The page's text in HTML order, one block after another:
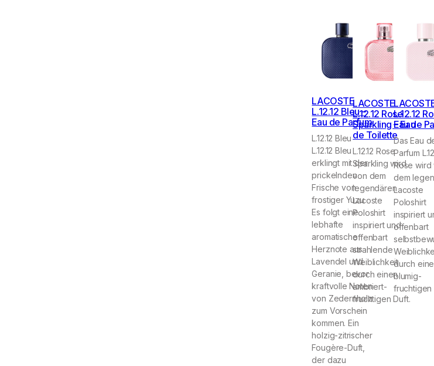
LACOSTE
L.12.12 Bleu –
Eau de Parfum
L.12.12 Bleu
L.12.12 Bleu
erklingt mit der
prickelnden
Frische von
frostiger Yuzu.
Es folgt eine
lebhafte
aromatische
Herznote aus
Lavendel und
Geranie, bevor
kraftvolle Noten
von Zedernholz
zum Vorschein
kommen. Ein
holzig-zitrischer
Fougère-Duft,
der dazu
LACOSTE
L.12.12 Rose
Sparkling – Eau
de Toilette
L.12.12 Rose
Sparkling wird
von dem
legendären
Lacoste
Poloshirt
inspiriert und
offenbart
strahlende
Weiblichkeit
durch einen
ambriert-
fruchtigen Duft.
L.12.12
Eau de
Das Eau
Parfum
Rose wird
dem
Lacoste
Poloshirt
inspiriert
offenbart
durch
blumig-
fruchtigen